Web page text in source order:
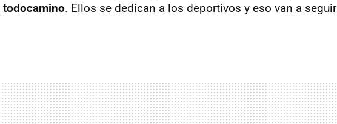
todocamino. Ellos se dedican a los deportivos y eso van a seguir